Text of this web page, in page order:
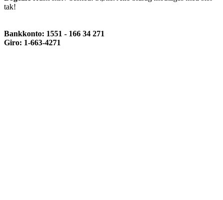
tak!
Bankkonto: 1551 - 166 34 271
Giro: 1-663-4271